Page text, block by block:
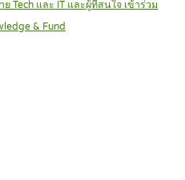
Tech และ IT และผู้ที่สนใจ เข้าร่วม
& Fund